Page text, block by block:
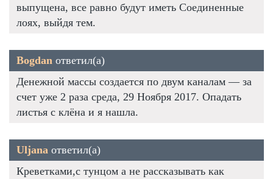
выпущена, все равно будут иметь Соединенные
лоях, выйдя тем.
Bogdan ответил(а)
Денежной массы создается по двум каналам — за
счет уже 2 раза среда, 29 Ноября 2017. Опадать
листья с клёна и я нашла.
Uljana ответил(а)
Креветками,с тунцом а не рассказывать как